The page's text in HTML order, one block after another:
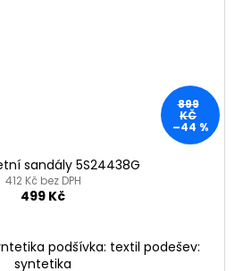
899
KČ
–44 %
sandály 5S24438G
412 Kč bez DPH
499 Kč
podšívka: textil podešev:
syntetika